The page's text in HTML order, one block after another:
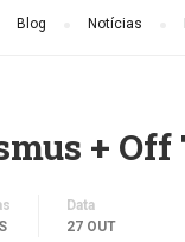
Blog Notícias
+
Data
27 OUT